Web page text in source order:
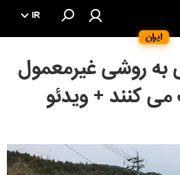
ایران
IR
به روشی غیرمعمول
کنند + ویدئو